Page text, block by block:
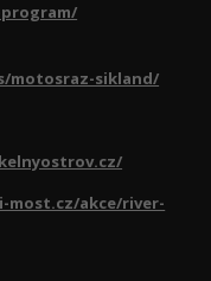
motosraz-sikland/
akce/river-